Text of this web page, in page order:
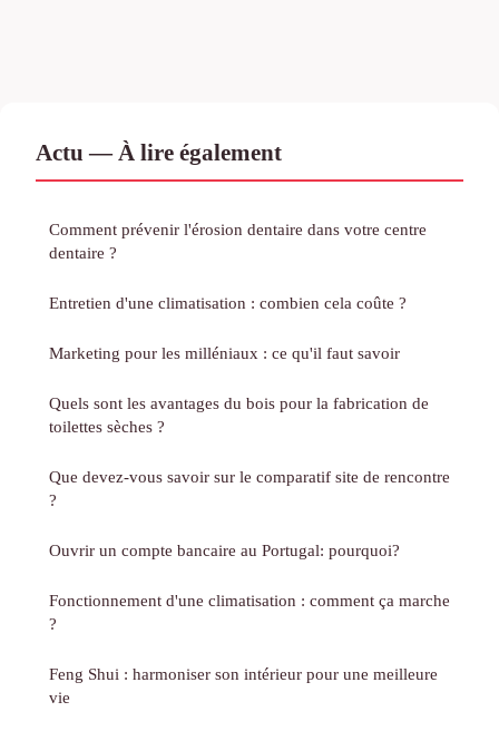
Actu — À lire également
Comment prévenir l'érosion dentaire dans votre centre
dentaire ?
Entretien d'une climatisation : combien cela coûte ?
Marketing pour les milléniaux : ce qu'il faut savoir
Quels sont les avantages du bois pour la fabrication de
toilettes sèches ?
Que devez-vous savoir sur le comparatif site de rencontre
?
Ouvrir un compte bancaire au Portugal: pourquoi?
Fonctionnement d'une climatisation : comment ça marche
?
Feng Shui : harmoniser son intérieur pour une meilleure
vie